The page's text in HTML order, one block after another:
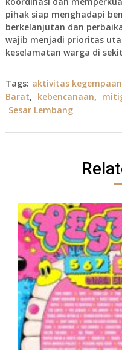
pihak siap menghadapi
berkelanjutan dan
wajib menjadi prioritas
keselamatan warga di
Tags: aktivitas kegempaan
Barat, kebencanaan,
Sesar Lembang